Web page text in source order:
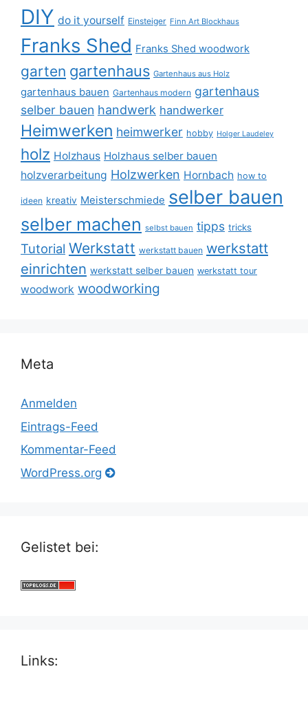
DIY do it yourself Einsteiger Finn Art Blockhaus
Franks Shed Franks Shed woodwork
garten gartenhaus Gartenhaus aus Holz
gartenhaus bauen Gartenhaus modern gartenhaus
selber bauen handwerk handwerker
Heimwerken heimwerker hobby Holger Laudeley
holz Holzhaus Holzhaus selber bauen
holzverarbeitung Holzwerken Hornbach how to
ideen kreativ Meisterschmiede selber bauen
selber machen selbst bauen tipps tricks
Tutorial Werkstatt werkstatt bauen werkstatt
einrichten werkstatt selber bauen werkstatt tour
woodwork woodworking
Meta
Anmelden
Eintrags-Feed
Kommentar-Feed
WordPress.org
Gelistet bei:
Links: